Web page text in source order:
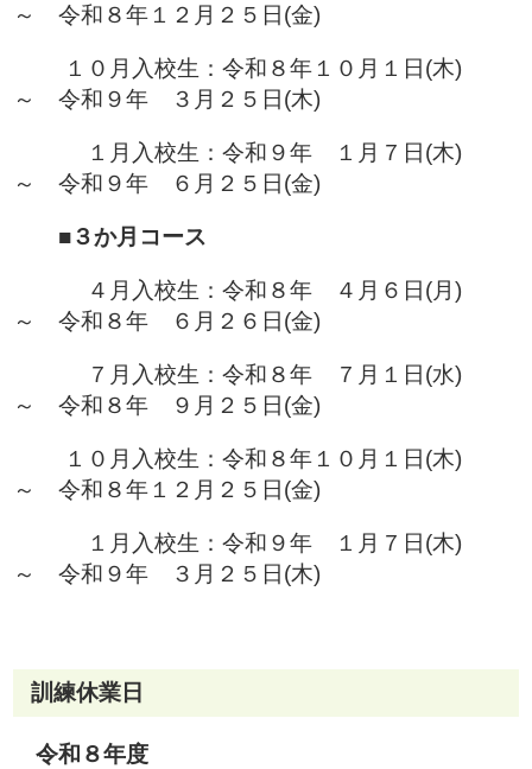
～ 令和８年１２月２５日(金)
１０月入校生：令和８年１０月１日(木)
～ 令和９年 ３月２５日(木)
１月入校生：令和９年 １月７日(木)
～ 令和９年 ６月２５日(金)
■３か月コース
４月入校生：令和８年 ４月６日(月)
～ 令和８年 ６月２６日(金)
７月入校生：令和８年 ７月１日(水)
～ 令和８年 ９月２５日(金)
１０月入校生：令和８年１０月１日(木)
～ 令和８年１２月２５日(金)
１月入校生：令和９年 １月７日(木)
～ 令和９年 ３月２５日(木)
訓練休業日
令和８年度